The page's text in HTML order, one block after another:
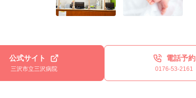
公式サイト
三沢市立三沢病院
電話予約
0176-53-2161